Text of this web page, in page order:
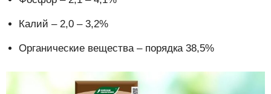
Калий – 2,0 – 3,2%
Органические вещества – порядка 38,5%